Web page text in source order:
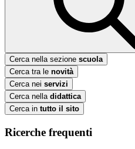
Cerca nella sezione scuola
Cerca tra le novità
Cerca nei servizi
Cerca nella didattica
Cerca in tutto il sito
Ricerche frequenti